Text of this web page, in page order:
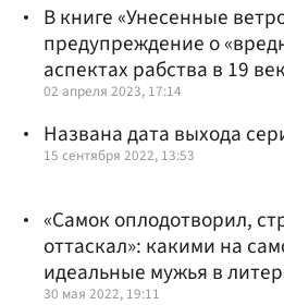
В книге «Унесенные
предупреждение о
аспектах рабства в 19
02 апреля 2023, 17:14
Названа дата выхода
15 сентября 2022, 13:53
«Самок оплодотворил,
оттаскал»: какими на
идеальные мужья в
30 мая 2022, 19:11